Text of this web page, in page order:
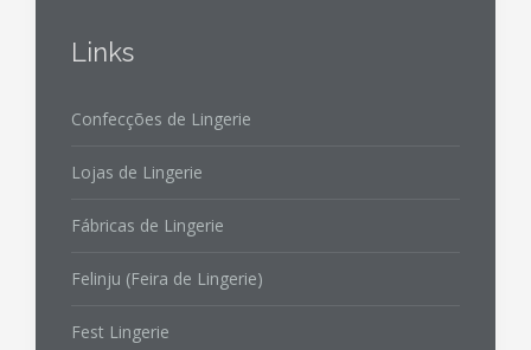
Links
Confecções de Lingerie
Lojas de Lingerie
Fábricas de Lingerie
Felinju (Feira de Lingerie)
Fest Lingerie